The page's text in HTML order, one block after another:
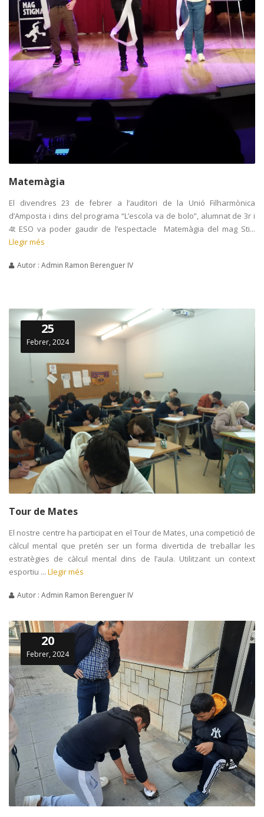
Matemàgia
El divendres 23 de febrer a l’auditori de la Unió Filharmònica
d’Amposta i dins del programa “L’escola va de bolo”, alumnat de 3r i
4t ESO va poder gaudir de l’espectacle Matemàgia del mag Sti...
Llegir més
Autor : Admin Ramon Berenguer IV
25
Febrer, 2024
Tour de Mates
El nostre centre ha participat en el Tour de Mates, una competició de
càlcul mental que pretén ser un forma divertida de treballar les
estratègies de càlcul mental dins de l’aula. Utilitzant un context
esportiu ... Llegir més
Autor : Admin Ramon Berenguer IV
20
Febrer, 2024